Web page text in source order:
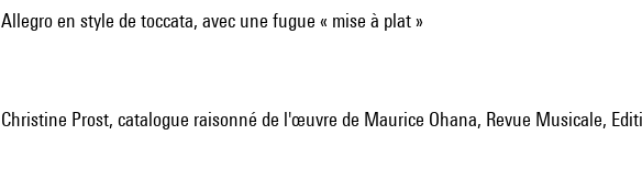
Allegro en style de toccata, avec une fugue « mise à plat »
Christine Prost, catalogue raisonné de l'œuvre de Maurice Ohana, Revue Musicale,